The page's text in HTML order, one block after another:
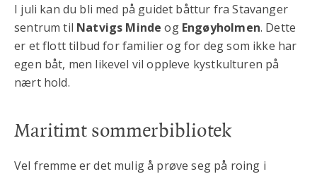
I juli kan du bli med på guidet båttur fra Stavanger
sentrum til Natvigs Mindeog Engøyholmen. Dette
er et flott tilbud for familier og for deg som ikke har
egen båt, men likevel vil oppleve kystkulturen på
nært hold.
Maritimt sommerbibliotek
Vel fremme er det mulig å prøve seg på roing i